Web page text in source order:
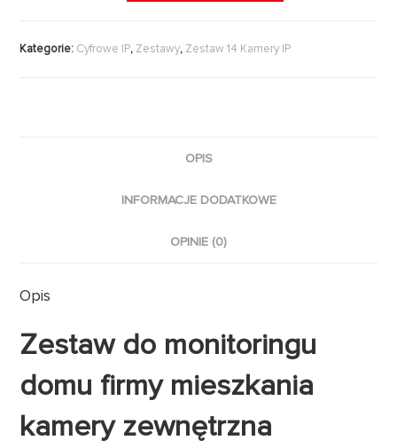
Kategorie: Cyfrowe IP, Zestawy, Zestaw 14 Kamery IP
OPIS
INFORMACJE DODATKOWE
OPINIE (0)
Opis
Zestaw do monitoringu
domu firmy mieszkania
kamery zewnętrzna